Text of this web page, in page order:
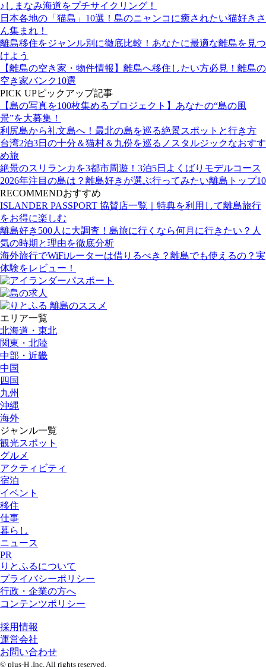
♪しまなみ海道をプチサイクリング！
日本各地の「猫島」10選！島のニャンコに癒されたい猫好きさ
ん集まれ！
離島移住をジャンル別に徹底比較！あなたに最適な離島を見つ
けよう
【離島の空き家・物件情報】離島へ移住したい方必見！離島の
空き家バンク10選
PICK UPピックアップ記事
【島の写真を100枚集めるプロジェクト】あなたの“島の風
景”を大募集！
利尻島から礼文島へ！最北の島を巡る絶景スポットと行き方
台湾2泊3日の十分＆猫村＆九份を巡るノスタルジックなおすす
め旅
絶景のスリランカを3都市周遊！3泊5日よくばりモデルコース
2026年注目の島は？離島好きが選ぶ行ってみたい離島トップ10
RECOMMENDおすすめ
ISLANDER PASSPORT 協賛店一覧｜特典を利用して離島旅行
をお得に楽しむ
離島好き500人に大調査！島旅に行くなら何月に行きたい？人
気の時期と理由を徹底分析
海外旅行でWiFiルーターは借りるべき？離島でも使えるの？実
体験をレビュー！
エリア一覧
北海道・東北
関東・北陸
中部・近畿
中国
四国
九州
沖縄
海外
ジャンル一覧
観光スポット
グルメ
アクティビティ
宿泊
イベント
移住
仕事
暮らし
ニュース
PR
りとふるについて
プライバシーポリシー
行政・企業の方へ
コンテンツポリシー
採用情報
運営会社
お問い合わせ
© plus-H ,Inc. All rights reserved.